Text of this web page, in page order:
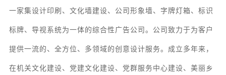
一家集设计印刷、 文化墙建设、 公司形象墙、字牌灯箱、 标识
标牌、 导视系统为一体的综合性广告公司。 公司致力于为客户
提供一流的、全方位、多领域的创意设计服务。成立多年来，
在机关文化建设、党建文化建设、党群服务中心建设、美丽乡